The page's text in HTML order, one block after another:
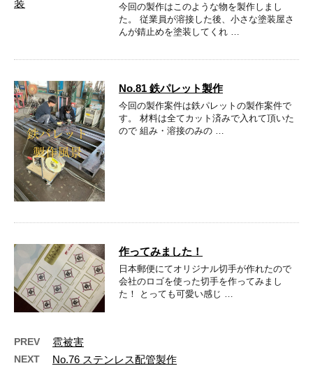
今回の製作はこのような物を製作しまし
た。 従業員が溶接した後、小さな塗装屋さ
んが錆止めを塗装してくれ …
No.81 鉄パレット製作
今回の製作案件は鉄パレットの製作案件で
す。 材料は全てカット済みで入れて頂いた
ので 組み・溶接のみの …
作ってみました！
日本郵便にてオリジナル切手が作れたので
会社のロゴを使った切手を作ってみまし
た！ とっても可愛い感じ …
PREV 雹被害
NEXT No.76 ステンレス配管製作